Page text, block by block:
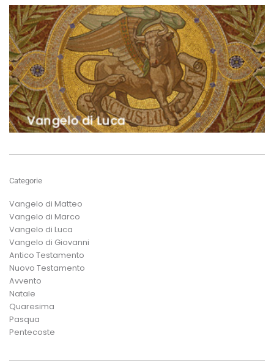
Categorie
Vangelo di Matteo
Vangelo di Marco
Vangelo di Luca
Vangelo di Giovanni
Antico Testamento
Nuovo Testamento
Avvento
Natale
Quaresima
Pasqua
Pentecoste